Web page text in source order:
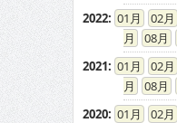
2022: 01 02
08
2021: 01 02
08
2020: 01 02